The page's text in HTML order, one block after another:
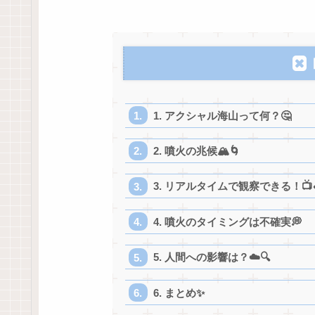
1. アクシャル海山って何？🤔
2. 噴火の兆候🏔️🌀
3. リアルタイムで観察できる！
4. 噴火のタイミングは不確実💭
5. 人間への影響は？☁️🔍
6. まとめ✨